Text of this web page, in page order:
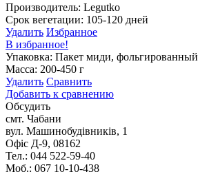
Производитель: Legutko
Срок вегетации: 105-120 дней
Удалить Избранное
В избранное!
Упаковка: Пакет миди, фольгированный
Масса: 200-450 г
Удалить Сравнить
Добавить к сравнению
Обсудить
смт. Чабани
вул. Машинобудівників, 1
Офіс Д-9, 08162
Тел.: 044 522-59-40
Моб.: 067 10-10-438